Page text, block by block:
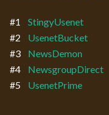
#1 StingyUsenet
#2
UsenetBucket
#3
NewsDemon
#4
NewsgroupDirect
#5
UsenetPrime